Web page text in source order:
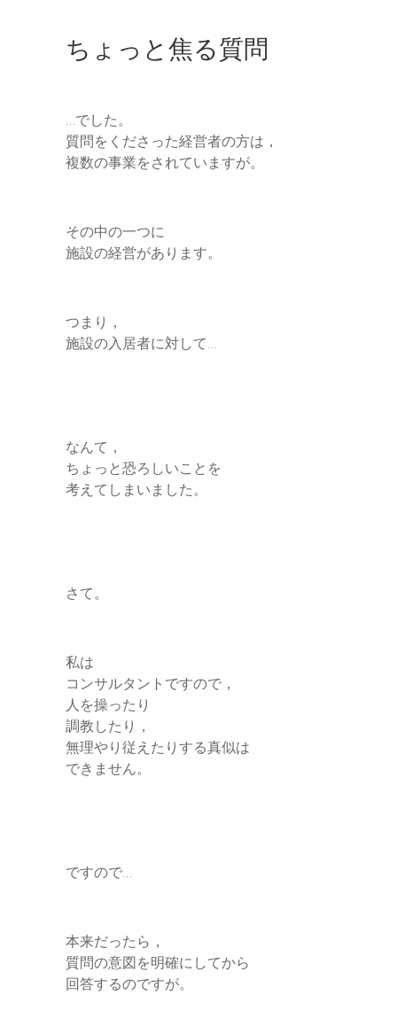
ちょっと焦る質問
…でした。
質問をくださった経営者の方は，
複数の事業をされていますが。
その中の一つに
施設の経営があります。
つまり，
施設の入居者に対して…
なんて，
ちょっと恐ろしいことを
考えてしまいました。
さて。
私は
コンサルタントですので，
人を操ったり
調教したり，
無理やり従えたりする真似は
できません。
ですので…
本来だったら，
質問の意図を明確にしてから
回答するのですが。